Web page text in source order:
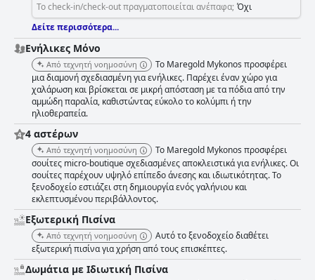
Το check-in/check-out πραγματοποιείται ανέπαφα; Όχι
Δείτε περισσότερα...
Ενήλικες Μόνο
Από τεχνητή νοημοσύνη
Το Maregold Mykonos προσφέρει
μια διαμονή σχεδιασμένη για ενήλικες. Παρέχει έναν χώρο για
χαλάρωση και βρίσκεται σε μικρή απόσταση με τα πόδια από την
αμμώδη παραλία, καθιστώντας εύκολο το κολύμπι ή την
ηλιοθεραπεία.
4 αστέρων
Από τεχνητή νοημοσύνη
Το Maregold Mykonos προσφέρει
σουίτες micro-boutique σχεδιασμένες αποκλειστικά για ενήλικες. Οι
σουίτες παρέχουν υψηλό επίπεδο άνεσης και ιδιωτικότητας. Το
ξενοδοχείο εστιάζει στη δημιουργία ενός γαλήνιου και
εκλεπτυσμένου περιβάλλοντος.
Εξωτερική Πισίνα
Από τεχνητή νοημοσύνη
Αυτό το ξενοδοχείο διαθέτει
εξωτερική πισίνα για χρήση από τους επισκέπτες.
Δωμάτια με Ιδιωτική Πισίνα